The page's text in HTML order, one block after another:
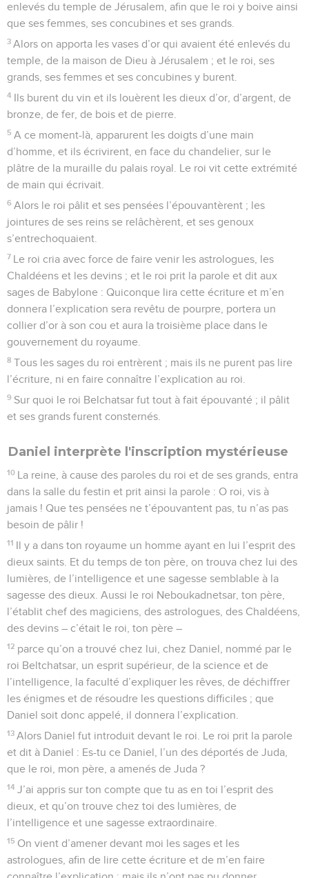
enlevés du temple de Jérusalem, afin que le roi y boive ainsi
que ses femmes, ses concubines et ses grands.
3 Alors on apporta les vases d’or qui avaient été enlevés du
temple, de la maison de Dieu à Jérusalem ; et le roi, ses
grands, ses femmes et ses concubines y burent.
4 Ils burent du vin et ils louèrent les dieux d’or, d’argent, de
bronze, de fer, de bois et de pierre.
5 A ce moment-là, apparurent les doigts d’une main
d’homme, et ils écrivirent, en face du chandelier, sur le
plâtre de la muraille du palais royal. Le roi vit cette extrémité
de main qui écrivait.
6 Alors le roi pâlit et ses pensées l’épouvantèrent ; les
jointures de ses reins se relâchèrent, et ses genoux
s’entrechoquaient.
7 Le roi cria avec force de faire venir les astrologues, les
Chaldéens et les devins ; et le roi prit la parole et dit aux
sages de Babylone : Quiconque lira cette écriture et m’en
donnera l’explication sera revêtu de pourpre, portera un
collier d’or à son cou et aura la troisième place dans le
gouvernement du royaume.
8 Tous les sages du roi entrèrent ; mais ils ne purent pas lire
l’écriture, ni en faire connaître l’explication au roi.
9 Sur quoi le roi Belchatsar fut tout à fait épouvanté ; il pâlit
et ses grands furent consternés.
Daniel interprète l'inscription mystérieuse
10 La reine, à cause des paroles du roi et de ses grands, entra
dans la salle du festin et prit ainsi la parole : O roi, vis à
jamais ! Que tes pensées ne t’épouvantent pas, tu n’as pas
besoin de pâlir !
11 Il y a dans ton royaume un homme ayant en lui l’esprit des
dieux saints. Et du temps de ton père, on trouva chez lui des
lumières, de l’intelligence et une sagesse semblable à la
sagesse des dieux. Aussi le roi Neboukadnetsar, ton père,
l’établit chef des magiciens, des astrologues, des Chaldéens,
des devins – c’était le roi, ton père –
12 parce qu’on a trouvé chez lui, chez Daniel, nommé par le
roi Beltchatsar, un esprit supérieur, de la science et de
l’intelligence, la faculté d’expliquer les rêves, de déchiffrer
les énigmes et de résoudre les questions difficiles ; que
Daniel soit donc appelé, il donnera l’explication.
13 Alors Daniel fut introduit devant le roi. Le roi prit la parole
et dit à Daniel : Es-tu ce Daniel, l’un des déportés de Juda,
que le roi, mon père, a amenés de Juda ?
14 J’ai appris sur ton compte que tu as en toi l’esprit des
dieux, et qu’on trouve chez toi des lumières, de
l’intelligence et une sagesse extraordinaire.
15 On vient d’amener devant moi les sages et les
astrologues, afin de lire cette écriture et de m’en faire